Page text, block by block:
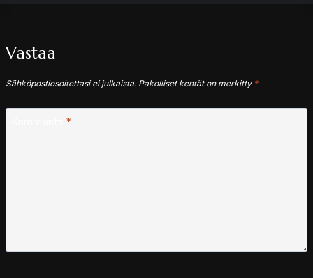
Vastaa
Sähköpostiosoitettasi ei julkaista. Pakolliset kentät on merkitty *
*